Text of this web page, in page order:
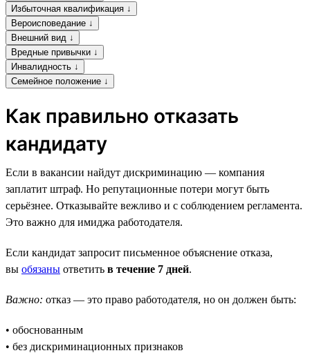
Избыточная квалификация ↓
Вероисповедание ↓
Внешний вид ↓
Вредные привычки ↓
Инвалидность ↓
Семейное положение ↓
Как правильно отказать
кандидату
Если в вакансии найдут дискриминацию — компания
заплатит штраф. Но репутационные потери могут быть
серьёзнее. Отказывайте вежливо и с соблюдением регламента.
Это важно для имиджа работодателя.
Если кандидат запросит письменное объяснение отказа,
вы обязаны ответить в течение 7 дней.
Важно: отказ — это право работодателя, но он должен быть:
• обоснованным
• без дискриминационных признаков